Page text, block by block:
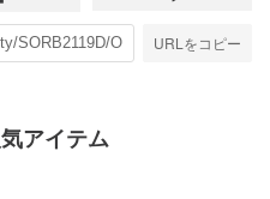
URLをコピー
アイテム